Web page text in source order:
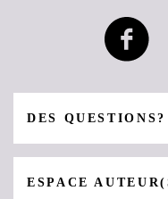
DES
ESPACE